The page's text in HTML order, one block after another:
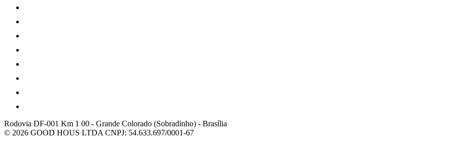
Rodovia DF-001 Km 1 00 - Grande Colorado (Sobradinho) - Brasília
© 2026 GOOD HOUS LTDA CNPJ: 54.633.697/0001-67